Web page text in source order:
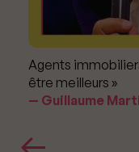
Agents
être meilleurs »
Guillaume